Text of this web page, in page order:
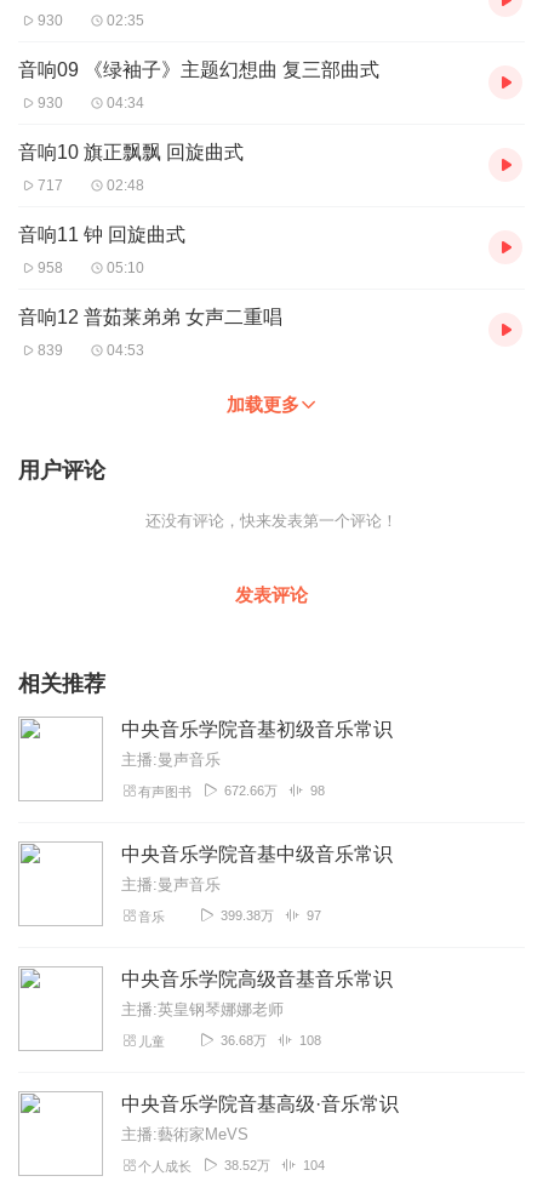
930 02:35
音响09 《绿袖子》主题幻想曲 复三部曲式
930 04:34
音响10 旗正飘飘 回旋曲式
717 02:48
音响11 钟 回旋曲式
958 05:10
音响12 普茹莱弟弟 女声二重唱
839 04:53
加载更多
用户评论
还没有评论，快来发表第一个评论！
发表评论
相关推荐
中央音乐学院音基初级音乐常识
主播:曼声音乐
有声图书 672.66万 98
中央音乐学院音基中级音乐常识
主播:曼声音乐
音乐 399.38万 97
中央音乐学院高级音基音乐常识
主播:英皇钢琴娜娜老师
儿童 36.68万 108
中央音乐学院音基高级·音乐常识
主播:藝術家MeVS
个人成长 38.52万 104